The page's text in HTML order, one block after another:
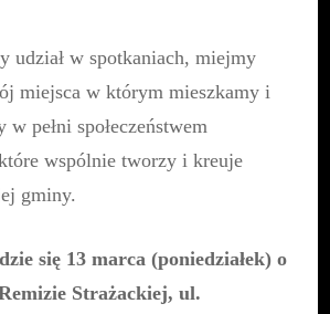
udział w spotkaniach, miejmy
miejsca w którym mieszkamy i
pełni społeczeństwem
wspólnie tworzy i kreuje
gminy.
się 13 marca (poniedziałek) o
Strażackiej, ul.